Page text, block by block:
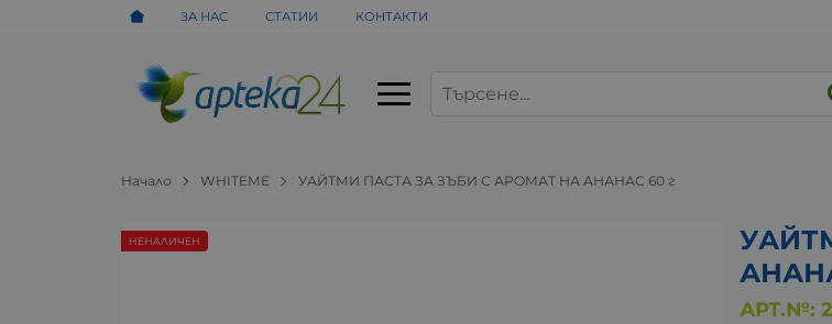
ЗА НАС СТАТИИ КОНТАКТИ
Начало WHITEME УАЙТМИ ПАСТА ЗА ЗЪБИ С АРОМАТ НА АНАНАС 60 г
АРТ.№:
НЕНАЛИЧЕН